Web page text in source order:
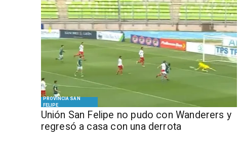
PROVINCIA SAN
FELIPE
Unión San Felipe no pudo con Wanderers y
regresó a casa con una derrota